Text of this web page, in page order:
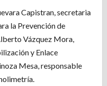
Capistran, secretaria
la Prevención de
Vázquez Mora,
y Enlace
Mesa, responsable